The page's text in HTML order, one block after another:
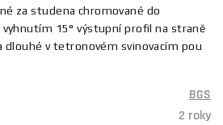
za studena chromované do
vyhnutím 15° výstupní profil na straně
dlouhé v tetronovém svinovacím pou
BGS
2 roky